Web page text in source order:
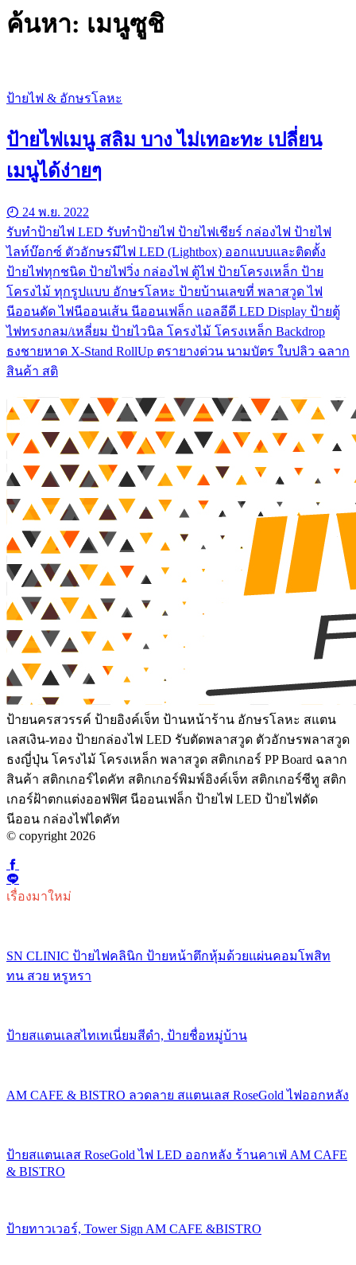
ค้นหา: เมนูซูชิ
ป้ายไฟ & อักษรโลหะ
ป้ายไฟเมนู สลิม บาง ไม่เทอะทะ เปลี่ยน
เมนูได้ง่ายๆ
24 พ.ย. 2022
รับทําป้ายไฟ LED รับทำป้ายไฟ ป้ายไฟเชียร์ กล่องไฟ ป้ายไฟ
ไลท์บ๊อกซ์ ตัวอักษรมีไฟ LED (Lightbox) ออกแบบและติดตั้ง
ป้ายไฟทุกชนิด ป้ายไฟวิ่ง กล่องไฟ ตู้ไฟ ป้ายโครงเหล็ก ป้าย
โครงไม้ ทุกรูปแบบ อักษรโลหะ ป้ายบ้านเลขที่ พลาสวูด ไฟ
นีออนดัด ไฟนีออนเส้น นีออนเฟล็ก แอลอีดี LED Display ป้ายตู้
ไฟทรงกลม/เหลี่ยม ป้ายไวนิล โครงไม้ โครงเหล็ก Backdrop
ธงชายหาด X-Stand RollUp ตรายางด่วน นามบัตร ใบปลิว ฉลาก
สินค้า สติ
ป้ายนครสวรรค์ ป้ายอิงค์เจ็ท ป้านหน้าร้าน อักษรโลหะ สแตน
เลสเงิน-ทอง ป้ายกล่องไฟ LED รับตัดพลาสวูด ตัวอักษรพลาสวูด
ธงญี่ปุ่น โครงไม้ โครงเหล็ก พลาสวูด สติกเกอร์ PP Board ฉลาก
สินค้า สติกเกอร์ไดคัท สติกเกอร์พิมพ์อิงค์เจ็ท สติกเกอร์ซีทู สติก
เกอร์ฝ้าตกแต่งออฟฟิศ นีออนเฟล็ก ป้ายไฟ LED ป้ายไฟดัด
นีออน กล่องไฟไดคัท
© copyright 2026
เรื่องมาใหม่
SN CLINIC ป้ายไฟคลินิก ป้ายหน้าตึกหุ้มด้วยแผ่นคอมโพสิท
ทน สวย หรูหรา
ป้ายสแตนเลสไทเทเนี่ยมสีดำ, ป้ายชื่อหมู่บ้าน
AM CAFE & BISTRO ลวดลาย สแตนเลส RoseGold ไฟออกหลัง
ป้ายสแตนเลส RoseGold ไฟ LED ออกหลัง ร้านคาเฟ่ AM CAFE
& BISTRO
ป้ายทาวเวอร์, Tower Sign AM CAFE &BISTRO